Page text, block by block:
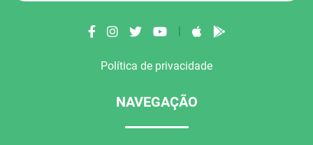
|
Política de privacidade
NAVEGAÇÃO